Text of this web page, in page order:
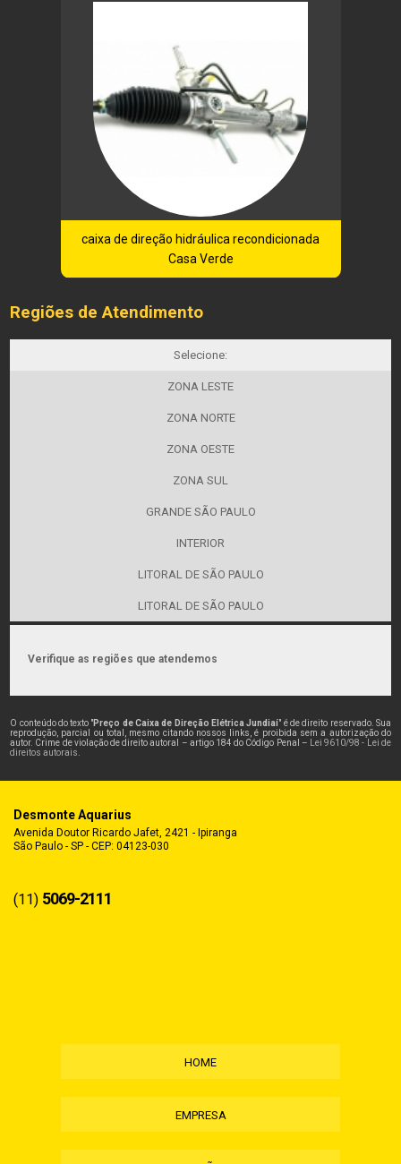
caixa de direção hidráulica recondicionada
Casa Verde
Regiões de Atendimento
Selecione:
ZONA LESTE
ZONA NORTE
ZONA OESTE
ZONA SUL
GRANDE SÃO PAULO
INTERIOR
LITORAL DE SÃO PAULO
LITORAL DE SÃO PAULO
Verifique as regiões que atendemos
O conteúdo do texto "Preço de Caixa de Direção Elétrica Jundiaí" é de direito reservado. Sua
reprodução, parcial ou total, mesmo citando nossos links, é proibida sem a autorização do
autor. Crime de violação de direito autoral – artigo 184 do Código Penal –
Lei 9610/98 - Lei de
direitos autorais
Desmonte Aquarius
Avenida Doutor Ricardo Jafet, 2421 - Ipiranga
São Paulo - SP - CEP: 04123-030
(11) 5069-2111
HOME
EMPRESA